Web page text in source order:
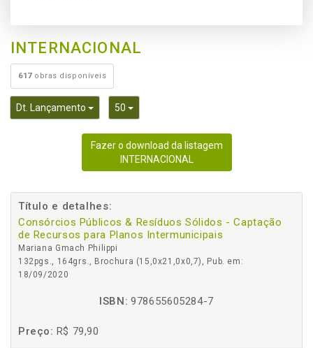
INTERNACIONAL
617obras disponíveis
Dt. Lançamento Toggle Dropdown
50 Toggle Dropdown
Fazer o download da listagem
INTERNACIONAL
Título e detalhes:
Consórcios Públicos & Resíduos Sólidos - Captação
de Recursos para Planos Intermunicipais
Mariana Gmach Philippi
132pgs., 164grs., Brochura (15,0x21,0x0,7), Pub. em:
18/09/2020
ISBN: 978655605284-7
Preço: R$ 79,90